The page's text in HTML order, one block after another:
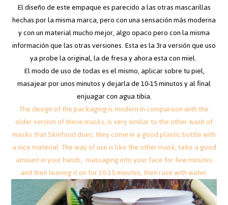
El diseño de este empaque es parecido a las otras mascarillas
hechas por la misma marca, pero con una sensación más moderna
y con un material mucho mejor, algo opaco pero con la misma
información que las otras versiones. Esta es la 3ra versión que uso
ya probe la original, la de fresa y ahora esta con miel.
El modo de uso de todas es el mismo, aplicar sobre tu piel,
masajear por unos minutos y dejarla de 10-15 minutos y al final
enjuagar con agua tibia.
The design of the packaging is modern in comparison with the
older version of these masks, is very similar to the other wash of
masks that Skinfood does, they come in a good plastic bottle with
a nice material. The way of use is like the other mask, take a good
amount in your hands, massaging into your face for few minutes
and then leaving it on for 10-15 minutes, then rase with water.